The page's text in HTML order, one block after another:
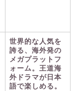
世界的な人気を
誇る、海外発の
メガプラットフ
ォーム。王道海
外ドラマが日本
語で楽しめる。